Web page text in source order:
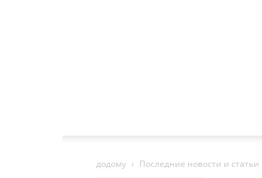
додому Последние новости и статьи